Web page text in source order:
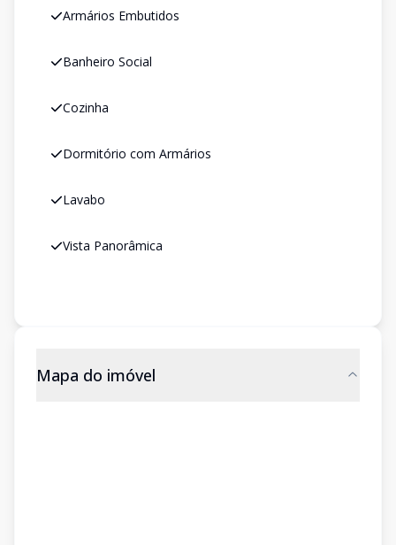
Armários Embutidos
Banheiro Social
Cozinha
Dormitório com Armários
Lavabo
Vista Panorâmica
Mapa do imóvel